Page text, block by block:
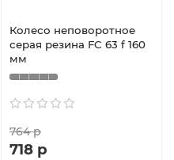
Колесо неповоротное
серая резина FC 63 f 160
мм
764 р
718 р